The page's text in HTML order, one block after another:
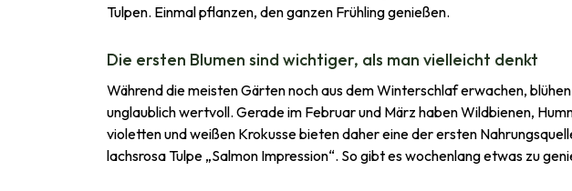
Tulpen. Einmal pflanzen, den ganzen Frühling genießen.
Die ersten Blumen sind wichtiger, als man vielleicht denkt
Während die meisten Gärten noch aus dem Winterschlaf erwachen,
unglaublich wertvoll. Gerade im Februar und März haben Wildbienen,
violetten und weißen Krokusse bieten daher eine der ersten
lachsrosa Tulpe „Salmon Impression“. So gibt es wochenlang etwas zu